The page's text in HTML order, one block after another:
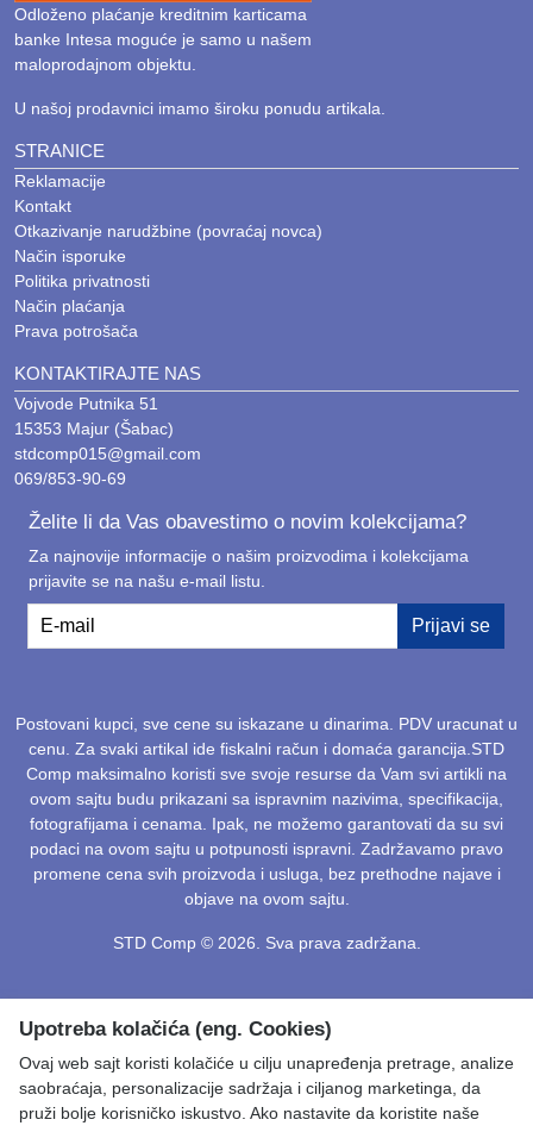
Odloženo plaćanje kreditnim karticama
banke Intesa moguće je samo u našem
maloprodajnom objektu.
U našoj prodavnici imamo široku ponudu artikala.
STRANICE
Reklamacije
Kontakt
Otkazivanje narudžbine (povraćaj novca)
Način isporuke
Politika privatnosti
Način plaćanja
Prava potrošača
KONTAKTIRAJTE NAS
Vojvode Putnika 51
15353 Majur (Šabac)
stdcomp015@gmail.com
069/853-90-69
Želite li da Vas obavestimo o novim kolekcijama?
Za najnovije informacije o našim proizvodima i kolekcijama
prijavite se na našu e-mail listu.
E-mail
Prijavi se
Postovani kupci, sve cene su iskazane u dinarima. PDV uracunat u
cenu. Za svaki artikal ide fiskalni račun i domaća garancija.STD
Comp maksimalno koristi sve svoje resurse da Vam svi artikli na
ovom sajtu budu prikazani sa ispravnim nazivima, specifikacija,
fotografijama i cenama. Ipak, ne možemo garantovati da su svi
podaci na ovom sajtu u potpunosti ispravni. Zadržavamo pravo
promene cena svih proizvoda i usluga, bez prethodne najave i
objave na ovom sajtu.
STD Comp © 2026. Sva prava zadržana.
Upotreba kolačića (eng. Cookies)
Ovaj web sajt koristi kolačiće u cilju unapređenja pretrage, analize
saobraćaja, personalizacije sadržaja i ciljanog marketinga, da
pruži bolje korisničko iskustvo. Ako nastavite da koristite naše